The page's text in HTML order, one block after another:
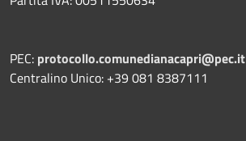
PEC: protocollo.comunedianacapri@pec.it
Centralino Unico: +39 081 8387111